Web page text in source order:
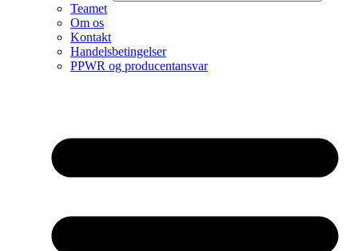
Teamet
Om os
Kontakt
Handelsbetingelser
PPWR og producentansvar